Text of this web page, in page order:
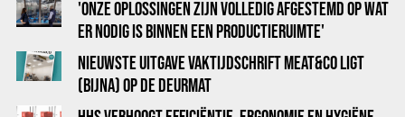
'ONZE OPLOSSINGEN ZIJN VOLLEDIG AFGESTEMD OP WAT
ER NODIG IS BINNEN EEN PRODUCTIERUIMTE'
NIEUWSTE UITGAVE VAKTIJDSCHRIFT MEAT&CO LIGT
(BIJNA) OP DE DEURMAT